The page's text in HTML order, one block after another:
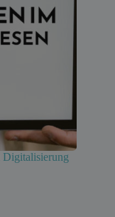
Digitalisierung